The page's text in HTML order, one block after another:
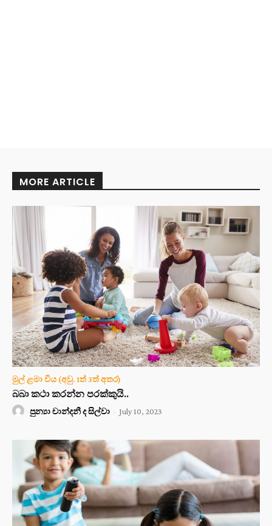
MORE ARTICLE
මුල් ළමා විය (අවු. 1ත් 3ත් අතර)
බබා කථා කරන්න පරක්කුයි..
පුන්‍යා චාන්දනී ද සිල්වා - July 10, 2023